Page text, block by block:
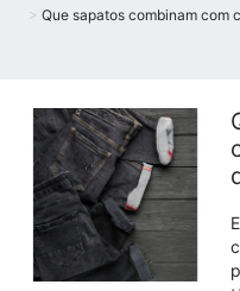
Que sapatos combinam com